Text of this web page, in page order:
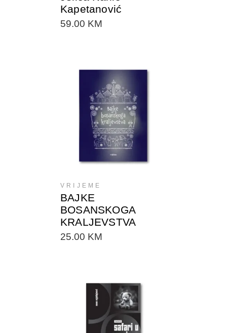
Kapetanović
59.00 KM
DODAJTE U KORPU
VRIJEME
BAJKE
BOSANSKOGA
KRALJEVSTVA
25.00 KM
DODAJTE U KORPU